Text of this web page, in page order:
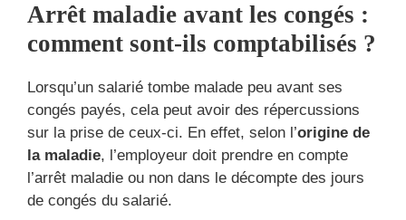
Arrêt maladie avant les congés :
comment sont-ils comptabilisés ?
Lorsqu’un salarié tombe malade peu avant ses
congés payés, cela peut avoir des répercussions
sur la prise de ceux-ci. En effet, selon l’origine de
la maladie, l’employeur doit prendre en compte
l’arrêt maladie ou non dans le décompte des jours
de congés du salarié.